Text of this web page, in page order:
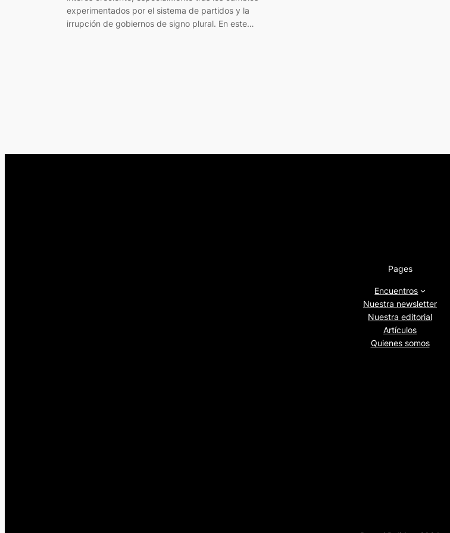
experimentados por el sistema de partidos y la
irrupción de gobiernos de signo plural. En este…
Pages
Encuentros
Nuestra newsletter
Nuestra editorial
Artículos
Quienes somos